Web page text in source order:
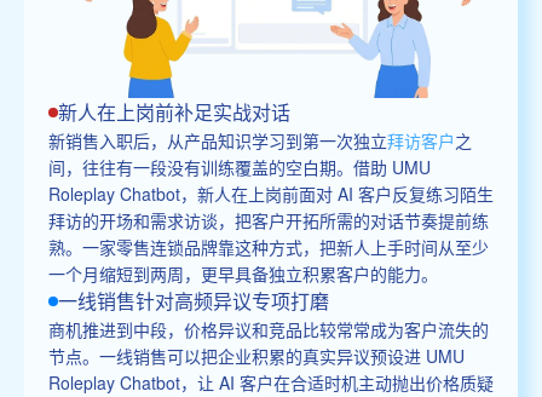
新人在上岗前补足实战对话
新销售入职后，从产品知识学习到第一次独立拜访客户之
间，往往有一段没有训练覆盖的空白期。借助 UMU
Roleplay Chatbot，新人在上岗前面对 AI 客户反复练习陌生
拜访的开场和需求访谈，把客户开拓所需的对话节奏提前练
熟。一家零售连锁品牌靠这种方式，把新人上手时间从至少
一个月缩短到两周，更早具备独立积累客户的能力。
一线销售针对高频异议专项打磨
商机推进到中段，价格异议和竞品比较常常成为客户流失的
节点。一线销售可以把企业积累的真实异议预设进 UMU
Roleplay Chatbot，让 AI 客户在合适时机主动抛出价格质疑